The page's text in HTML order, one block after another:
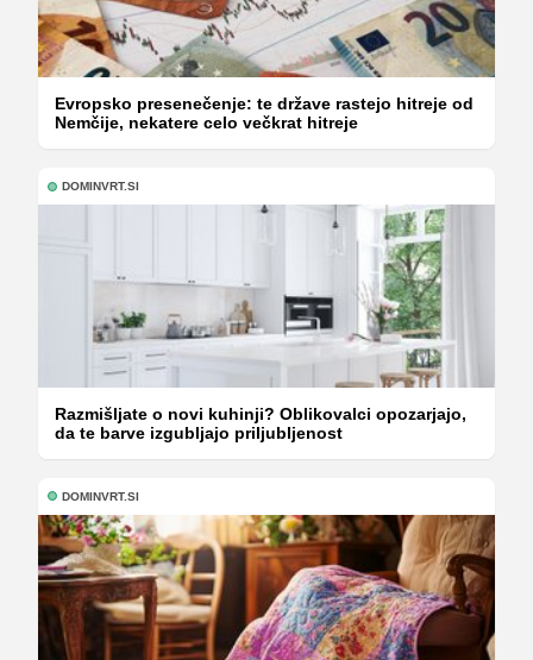
Evropsko presenečenje: te države rastejo hitreje od
Nemčije, nekatere celo večkrat hitreje
DOMINVRT.SI
Razmišljate o novi kuhinji? Oblikovalci opozarjajo,
da te barve izgubljajo priljubljenost
DOMINVRT.SI